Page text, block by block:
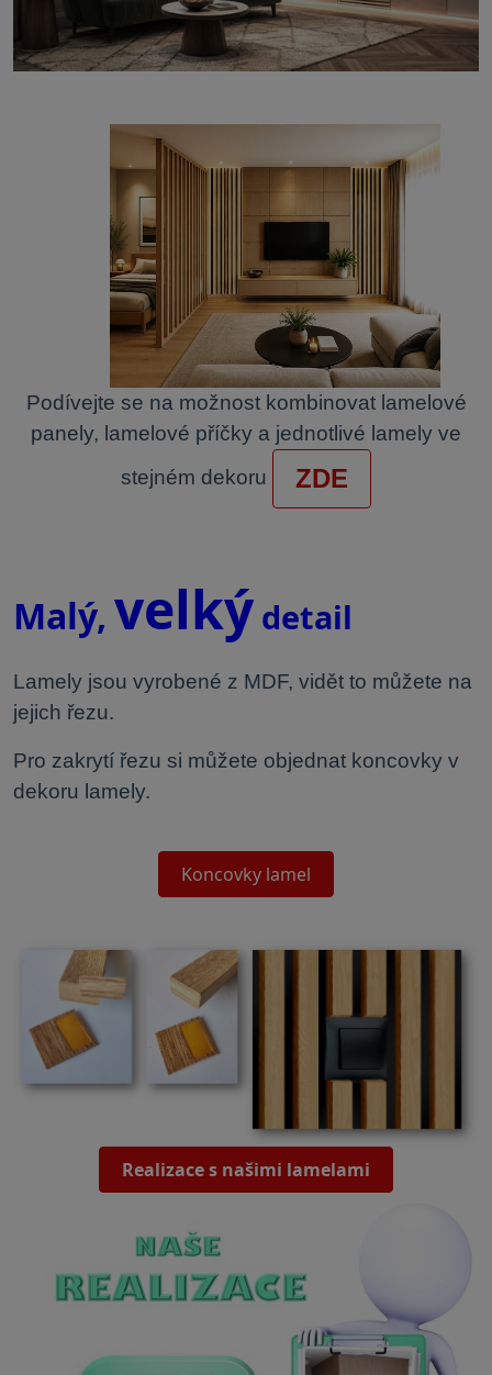
Podívejte se na možnost kombinovat lamelové
panely, lamelové příčky a jednotlivé lamely ve
stejném dekoru
ZDE
Malý, velký detail
Lamely jsou vyrobené z MDF, vidět to můžete na
jejich řezu.
Pro zakrytí řezu si můžete objednat koncovky v
dekoru lamely.
Koncovky lamel
Realizace s našimi lamelami